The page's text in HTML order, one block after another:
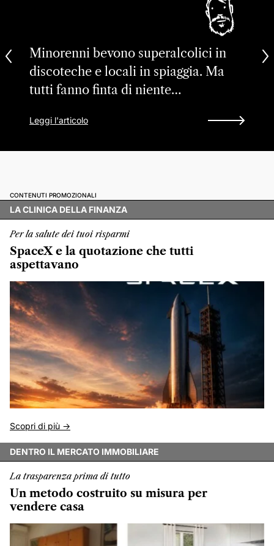
Minorenni bevono superalcolici in
discoteche e locali in spiaggia. Ma
tutti fanno finta di niente…
Leggi l'articolo
CONTENUTI PROMOZIONALI
LA CLINICA DELLA FINANZA
Per la salute dei tuoi risparmi
SpaceX e la quotazione che tutti
aspettavano
Scopri di più ->
DENTRO IL MERCATO IMMOBILIARE
La trasparenza prima di tutto
Un metodo costruito su misura per
vendere casa